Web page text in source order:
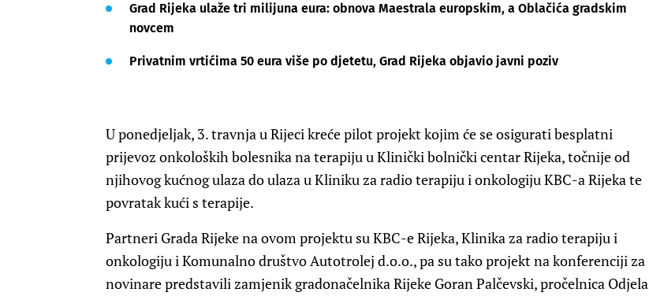
Grad Rijeka ulaže tri milijuna eura: obnova Maestrala europskim, a Oblačića gradskim
novcem
Privatnim vrtićima 50 eura više po djetetu, Grad Rijeka objavio javni poziv
U ponedjeljak, 3. travnja u Rijeci kreće pilot projekt kojim će se osigurati besplatni
prijevoz onkoloških bolesnika na terapiju u Klinički bolnički centar Rijeka, točnije od
njihovog kućnog ulaza do ulaza u Kliniku za radio terapiju i onkologiju KBC-a Rijeka te
povratak kući s terapije.
Partneri Grada Rijeke na ovom projektu su KBC-e Rijeka, Klinika za radio terapiju i
onkologiju i Komunalno društvo Autotrolej d.o.o., pa su tako projekt na konferenciji za
novinare predstavili zamjenik gradonačelnika Rijeke Goran Palčevski, pročelnica Odjela